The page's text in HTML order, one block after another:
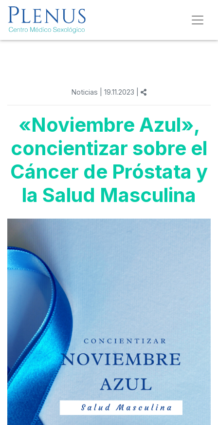
Noticias | 19.11.2023 |
«Noviembre Azul»,
concientizar sobre el
Cáncer de Próstata y
la Salud Masculina